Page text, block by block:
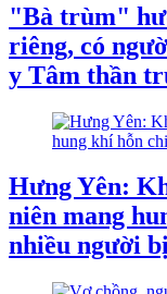
"Bà trùm"
riêng, có
y Tâm thần
Hưng Yên:
niên mang
nhiều người